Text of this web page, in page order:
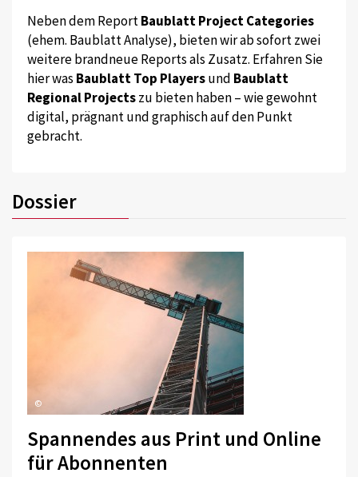
Neben dem ReportBaublatt Project Categories
(ehem. Baublatt Analyse), bieten wir ab sofort zwei
weitere brandneue Reports als Zusatz. Erfahren Sie
hier was Baublatt Top Playersund Baublatt
Regional Projectszu bieten haben – wie gewohnt
digital, prägnant und graphisch auf den Punkt
gebracht.
Dossier
©
Spannendes aus Print und Online
für Abonnenten